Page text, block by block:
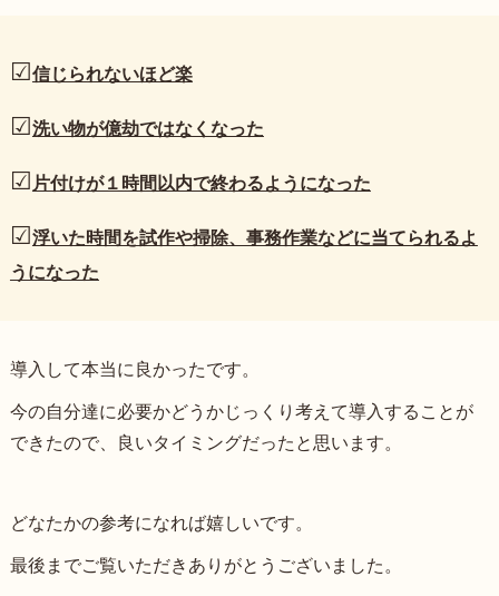
☑︎信じられないほど楽
☑︎洗い物が億劫ではなくなった
☑︎片付けが１時間以内で終わるようになった
☑︎浮いた時間を試作や掃除、事務作業などに当てられるよ
うになった
導入して本当に良かったです。
今の自分達に必要かどうかじっくり考えて導入することが
できたので、良いタイミングだったと思います。
どなたかの参考になれば嬉しいです。
最後までご覧いただきありがとうございました。